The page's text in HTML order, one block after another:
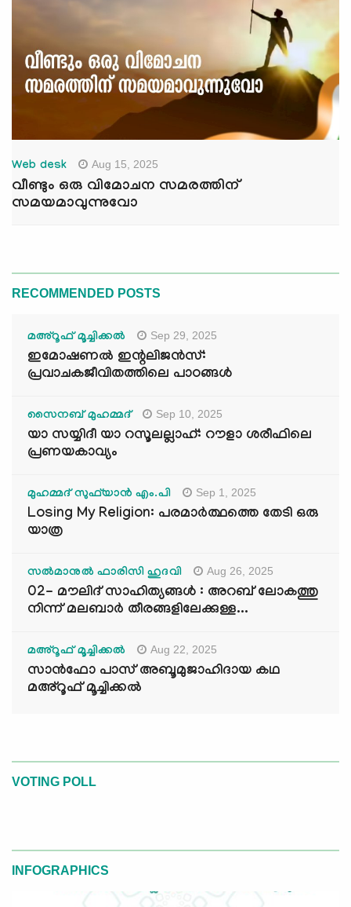
Web desk Aug 15, 2025
വീണ്ടും ഒരു വിമോചന സമരത്തിന്
സമയമാവുന്നുവോ
RECOMMENDED POSTS
മഅ്റൂഫ് മൂച്ചിക്കല്‍ Sep 29, 2025
ഇമോഷണൽ ഇന്റലിജൻസ്:
പ്രവാചകജീവിതത്തിലെ പാഠങ്ങൾ
സൈനബ് മുഹമ്മദ് Sep 10, 2025
യാ സയ്യിദീ യാ റസൂലല്ലാഹ്: റൗളാ ശരീഫിലെ
പ്രണയകാവ്യം
മുഹമ്മദ് സുഫ്‌യാൻ എം.പി Sep 1, 2025
Losing My Religion: പരമാർത്ഥത്തെ തേടി ഒരു
യാത്ര
സൽമാനുൽ ഫാരിസി ഹുദവി Aug 26, 2025
02- മൗലിദ് സാഹിത്യങ്ങൾ : അറബ് ലോകത്തു
നിന്ന് മലബാർ തീരങ്ങളിലേക്കുള്ള...
മഅ്റൂഫ് മൂച്ചിക്കല്‍ Aug 22, 2025
സാൻഫോ പാസ് അബൂമുജാഹിദായ കഥ
മഅ്റൂഫ് മൂച്ചിക്കല്‍
VOTING POLL
INFOGRAPHICS